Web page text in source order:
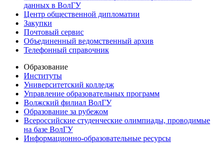
данных в ВолГУ
Центр общественной дипломатии
Закупки
Почтовый сервис
Объединенный ведомственный архив
Телефонный справочник
Образование
Институты
Университетский колледж
Управление образовательных программ
Волжский филиал ВолГУ
Образование за рубежом
Всероссийские студенческие олимпиады, проводимые
на базе ВолГУ
Информационно-образовательные ресурсы